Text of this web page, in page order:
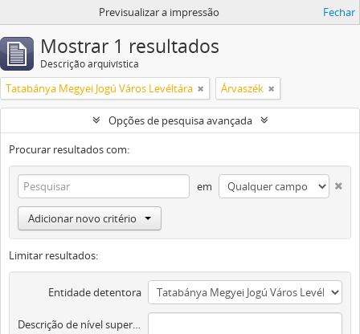
Previsualizar a impressão Fechar
Mostrar 1 resultados
Descrição arquivística
Tatabánya Megyei Jogú Város Levéltára Árvaszék
Opções de pesquisa avançada
Procurar resultados com:
em
Adicionar novo critério
Limitar resultados:
Entidade detentora
Descrição de nível superior